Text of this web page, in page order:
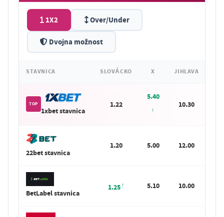
1X2 Over/Under
Dvojna možnost
STAVNICA SLOVÁCKO X JIHLAVA
TOP
1xbet stavnica
1.22
5.40
10.30
22bet stavnica
1.20 5.00 12.00
BetLabel stavnica
1.25 5.10 10.00